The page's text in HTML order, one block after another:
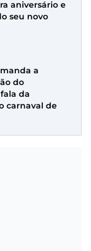
aniversário e
seu novo
a
do
da
carnaval de